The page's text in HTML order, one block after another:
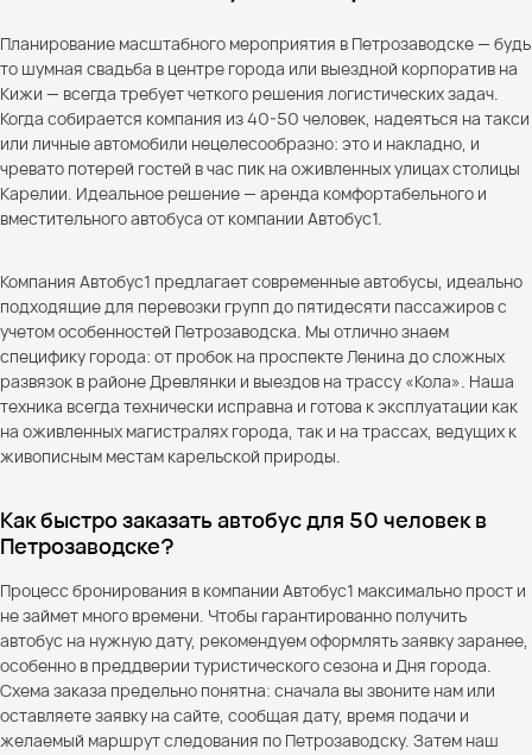
Планирование масштабного мероприятия в Петрозаводске — будь
то шумная свадьба в центре города или выездной корпоратив на
Кижи — всегда требует четкого решения логистических задач.
Когда собирается компания из 40-50 человек, надеяться на такси
или личные автомобили нецелесообразно: это и накладно, и
чревато потерей гостей в час пик на оживленных улицах столицы
Карелии. Идеальное решение — аренда комфортабельного и
вместительного автобуса от компании Автобус1.
Компания Автобус1 предлагает современные автобусы, идеально
подходящие для перевозки групп до пятидесяти пассажиров с
учетом особенностей Петрозаводска. Мы отлично знаем
специфику города: от пробок на проспекте Ленина до сложных
развязок в районе Древлянки и выездов на трассу «Кола». Наша
техника всегда технически исправна и готова к эксплуатации как
на оживленных магистралях города, так и на трассах, ведущих к
живописным местам карельской природы.
Как быстро заказать автобус для 50 человек в
Петрозаводске?
Процесс бронирования в компании Автобус1 максимально прост и
не займет много времени. Чтобы гарантированно получить
автобус на нужную дату, рекомендуем оформлять заявку заранее,
особенно в преддверии туристического сезона и Дня города.
Схема заказа предельно понятна: сначала вы звоните нам или
оставляете заявку на сайте, сообщая дату, время подачи и
желаемый маршрут следования по Петрозаводску. Затем наш